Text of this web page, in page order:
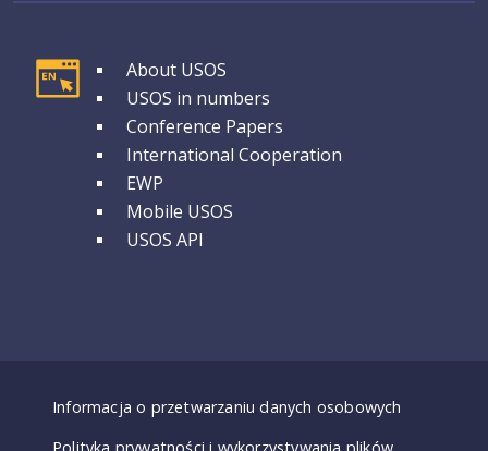
GRUPA 1About USOS
USOS in numbers
Conference Papers
International Cooperation
EWP
Mobile USOS
USOS API
Dostępność - deklaracje
Informacja o przetwarzaniu danych osobowych